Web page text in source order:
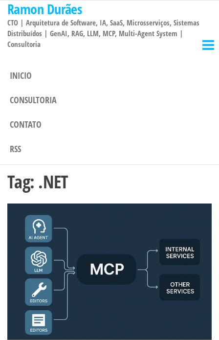
Pular
para
conteúdo
Ramon Durães
CTO | Arquitetura de Software, IA, SaaS, Microsserviços, Sistemas
Distribuídos | GenAI, RAG, LLM, MCP, Multi-Agent System |
Consultoria
INICIO
CONSULTORIA
CONTATO
RSS
Tag: .NET